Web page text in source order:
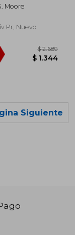
in
Moore
Pr, Nuevo
Siguiente